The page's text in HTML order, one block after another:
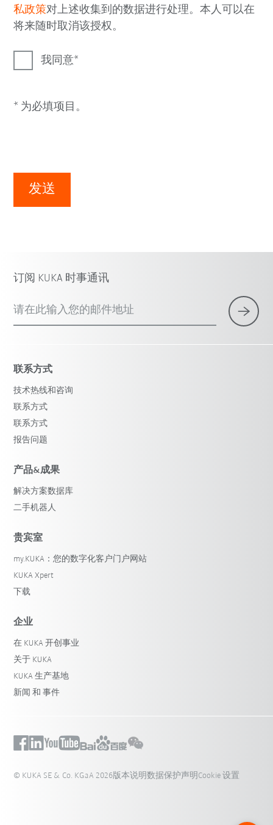
私政策对上述收集到的数据进行处理。本人可以在
将来随时取消该授权。
我同意
* 为必填项目。
发送
订阅 KUKA 时事通讯
请在此输入您的邮件地址
联系方式
技术热线和咨询
联系方式
联系方式
报告问题
产品&成果
解决方案数据库
二手机器人
贵宾室
my.KUKA：您的数字化客户门户网站
KUKA Xpert
下载
企业
在 KUKA 开创事业
关于 KUKA
KUKA 生产基地
新闻 和 事件
© KUKA SE & Co. KGaA 2026版本说明数据保护声明 Cookie 设置